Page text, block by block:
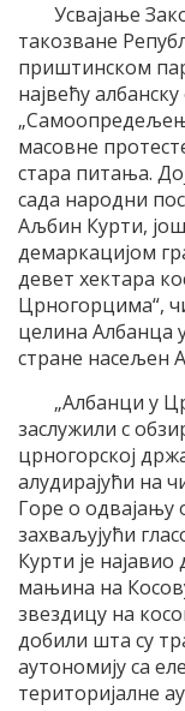
Усвајање
такозване
приштинском
највећу
масовне
стара питања.
сада народни
Аљбин Курти, још
демаркацијом
девет хектара
Црногорцима“,
целина Албанца
стране насељен
„Албанци у
заслужили с
црногорској
алудирајући на
Горе о одвајању
захваљујући
Курти је
мањина на
звездицу на
добили шта су
аутономију са
територијалне